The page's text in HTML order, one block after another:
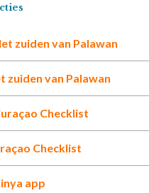
zuiden van Palawan
zuiden van Palawan
Checklist
Checklist
app